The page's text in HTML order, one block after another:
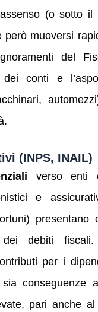
(o sotto il
però muoversi
del
conti e
(INPS, INAIL)
verso enti
e
presentano
debiti
per i
conseguenze
pari anche